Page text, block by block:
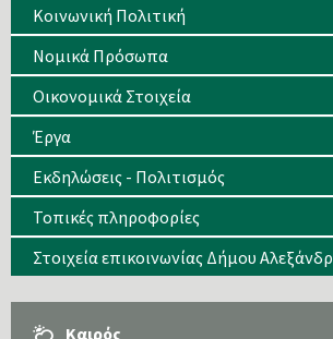
Κοινωνική Πολιτική
Νομικά Πρόσωπα
Οικονομικά Στοιχεία
Έργα
Εκδηλώσεις - Πολιτισμός
Τοπικές πληροφορίες
Στοιχεία επικοινωνίας Δήμου
Καιρός